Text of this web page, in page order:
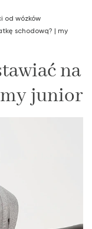
od wózków
schodową? | my
na
junior